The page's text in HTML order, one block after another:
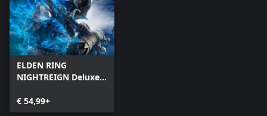
ELDEN RING
NIGHTREIGN Deluxe
€ 54,99+